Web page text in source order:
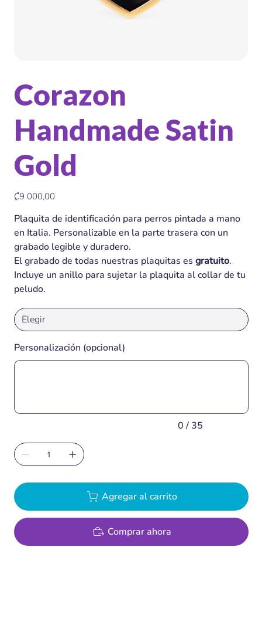
Corazon
Handmade Satin
Gold
Precio
₡9 000,00
Plaquita de identificación para perros pintada a mano
en Italia. Personalizable en la parte trasera con un
grabado legible y duradero.
El grabado de todas nuestras plaquitas es gratuito.
Incluye un anillo para sujetar la plaquita al collar de tu
peludo.
Personalización (opcional)
35
0 / 35
Agregar al carrito
Comprar ahora